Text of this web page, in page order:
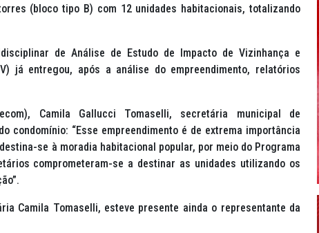
(bloco tipo B) com 12 unidades habitacionais, totalizando
de Análise de Estudo de Impacto de Vizinhança e
já entregou, após a análise do empreendimento, relatórios
Camila Gallucci Tomaselli, secretária municipal de
condomínio: “Esse empreendimento é de extrema importância
se à moradia habitacional popular, por meio do Programa
comprometeram-se a destinar as unidades utilizando os
Camila Tomaselli, esteve presente ainda o representante da